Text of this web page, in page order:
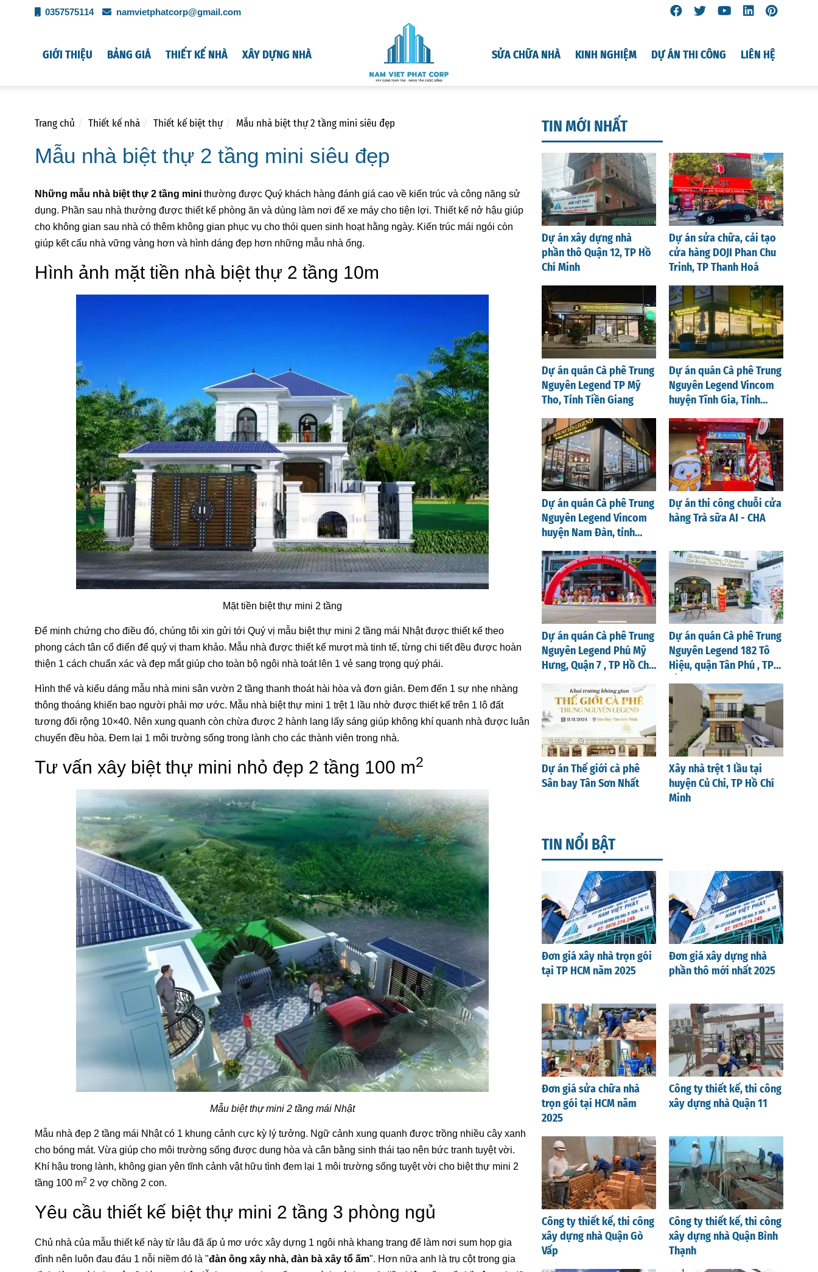
0357575114 namvietphatcorp@gmail.com
GIỚI THIỆU BẢNG GIÁ THIẾT KẾ NHÀ XÂY DỰNG NHÀ SỬA CHỮA NHÀ KINH NGHIỆM DỰ ÁN THI CÔNG LIÊN HỆ
Trang chủ Thiết kế nhà Thiết kế biệt thự Mẫu nhà biệt thự 2 tầng mini siêu đẹp
Mẫu nhà biệt thự 2 tầng mini siêu đẹp
Những mẫu nhà biệt thự 2 tầng mini thường được Quý khách hàng đánh giá cao về kiến trúc và công năng sử
dụng. Phần sau nhà thường được thiết kế phòng ăn và dùng làm nơi để xe máy cho tiện lợi. Thiết kế nở hậu giúp
cho không gian sau nhà có thêm không gian phục vụ cho thói quen sinh hoạt hằng ngày. Kiến trúc mái ngói còn
giúp kết cấu nhà vững vàng hơn và hình dáng đẹp hơn những mẫu nhà ống.
Hình ảnh mặt tiền nhà biệt thự 2 tầng 10m
Mặt tiền biệt thự mini 2 tầng
Để minh chứng cho điều đó, chúng tôi xin gửi tới Quý vị mẫu biệt thự mini 2 tầng mái Nhật được thiết kế theo
phong cách tân cổ điển để quý vị tham khảo. Mẫu nhà được thiết kế mượt mà tinh tế, từng chi tiết đều được hoàn
thiện 1 cách chuẩn xác và đẹp mắt giúp cho toàn bộ ngôi nhà toát lên 1 vẻ sang trọng quý phái.
Hình thể và kiểu dáng mẫu nhà mini sân vườn 2 tầng thanh thoát hài hòa và đơn giản. Đem đến 1 sự nhẹ nhàng
thông thoáng khiến bao người phải mơ ước. Mẫu nhà biệt thự mini 1 trệt 1 lầu nhờ được thiết kế trên 1 lô đất
tương đối rộng 10×40. Nên xung quanh còn chừa được 2 hành lang lấy sáng giúp không khí quanh nhà được luân
chuyển đều hòa. Đem lại 1 môi trường sống trong lành cho các thành viên trong nhà.
Tư vấn xây biệt thự mini nhỏ đẹp 2 tầng 100 m2
Mẫu biệt thự mini 2 tầng mái Nhật
Mẫu nhà đẹp 2 tầng mái Nhật có 1 khung cảnh cực kỳ lý tưởng. Ngữ cảnh xung quanh được trồng nhiều cây xanh
cho bóng mát. Vừa giúp cho môi trường sống được dung hòa và cân bằng sinh thái tạo nên bức tranh tuyệt vời.
Khí hậu trong lành, không gian yên tĩnh cảnh vật hữu tình đem lại 1 môi trường sống tuyệt vời cho biệt thự mini 2
tầng 100 m2 2 vợ chồng 2 con.
Yêu cầu thiết kế biệt thự mini 2 tầng 3 phòng ngủ
Chủ nhà của mẫu thiết kế này từ lâu đã ấp ủ mơ ước xây dựng 1 ngôi nhà khang trang để làm nơi sum họp gia
đình nên luôn đau đáu 1 nỗi niềm đó là "đàn ông xây nhà, đàn bà xây tổ ấm". Hơn nữa anh là trụ cột trong gia
TIN MỚI NHẤT
Dự án xây dựng nhà
phần thô Quận 12, TP Hồ
Chí Minh
Dự án sửa chữa, cải tạo
cửa hàng DOJI Phan Chu
Trinh, TP Thanh Hoá
Dự án quán Cà phê Trung
Nguyên Legend TP Mỹ
Tho, Tỉnh Tiền Giang
Dự án quán Cà phê Trung
Nguyên Legend Vincom
huyện Tĩnh Gia, Tỉnh
Dự án quán Cà phê Trung
Nguyên Legend Vincom
huyện Nam Đàn, tỉnh
Dự án thi công chuỗi cửa
hàng Trà sữa AI - CHA
Dự án quán Cà phê Trung
Nguyên Legend Phú Mỹ
Hưng, Quận 7 , TP Hồ Chí
Dự án quán Cà phê Trung
Nguyên Legend 182 Tô
Hiệu, quận Tân Phú , TP
Dự án Thế giới cà phê
Sân bay Tân Sơn Nhất
Xây nhà trệt 1 lầu tại
huyện Củ Chi, TP Hồ Chí
Minh
TIN NỔI BẬT
Đơn giá xây nhà trọn gói
tại TP HCM năm 2025
Đơn giá xây dựng nhà
phần thô mới nhất 2025
Đơn giá sửa chữa nhà
trọn gói tại HCM năm
2025
Công ty thiết kế, thi công
xây dựng nhà Quận 11
Công ty thiết kế, thi công
xây dựng nhà Quận Gò
Vấp
Công ty thiết kế, thi công
xây dựng nhà Quận Bình
Thạnh